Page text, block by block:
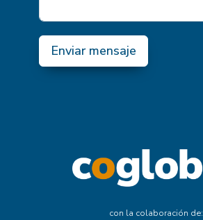
Enviar mensaje
con la colaboración de: